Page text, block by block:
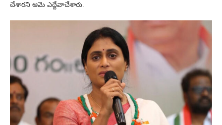
చేశారని ఆమె ఎద్దేవాచేశారు.